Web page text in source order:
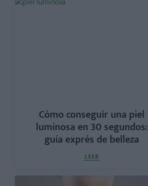
Cómo conseguir una piel
luminosa en 30 segundos:
guía exprés de belleza
LEER